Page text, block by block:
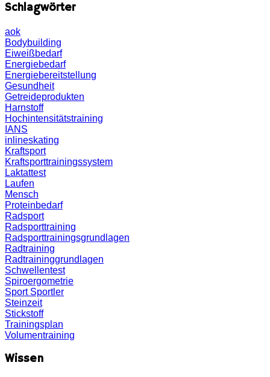
Schlagwörter
aok
Bodybuilding
Eiweißbedarf
Energiebedarf
Energiebereitstellung
Gesundheit
Getreideprodukten
Harnstoff
Hochintensitätstraining
IANS
inlineskating
Kraftsport
Kraftsporttrainingssystem
Laktattest
Laufen
Mensch
Proteinbedarf
Radsport
Radsporttraining
Radsporttrainingsgrundlagen
Radtraining
Radtraininggrundlagen
Schwellentest
Spiroergometrie
Sport Sportler
Steinzeit
Stickstoff
Trainingsplan
Volumentraining
Wissen